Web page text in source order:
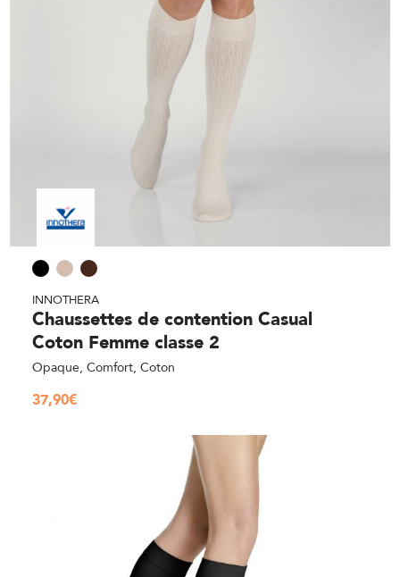
INNOTHERA
Chaussettes de contention Casual
Coton Femme classe 2
Opaque, Comfort, Coton
37,90€